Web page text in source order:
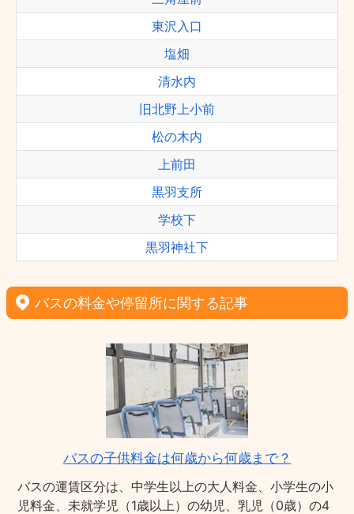
東沢入口
塩畑
清水内
旧北野上小前
松の木内
上前田
黒羽支所
学校下
黒羽神社下
バスの料金や停留所に関する記事
バスの子供料金は何歳から何歳まで？
バスの運賃区分は、中学生以上の大人料金、小学生の小
児料金、未就学児（1歳以上）の幼児、乳児（0歳）の4